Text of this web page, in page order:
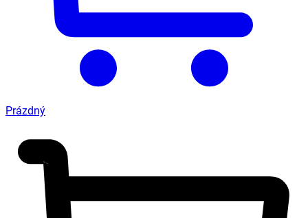
Prázdný